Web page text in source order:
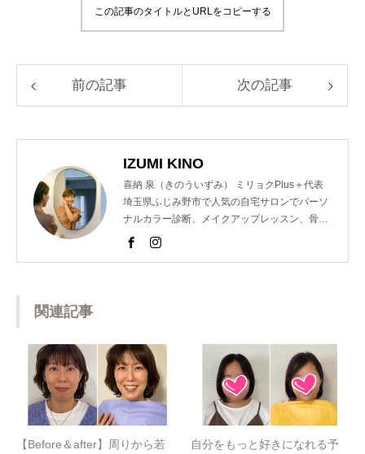
この記事のタイトルとURLをコピーする
前の記事 次の記事
IZUMI KINO
喜納 泉（きのういずみ） ミリョクPlus＋代表
埼玉県ふじみ野市で人気の自宅サロンでパーソ
ナルカラー診断、メイクアップレッスン、骨格
診断、顔診断、ショッピング同行のメニューを
当するなど多岐にわたり活躍中。
関連記事
【Before＆after】周りから若
自分をもっと好きになれる予